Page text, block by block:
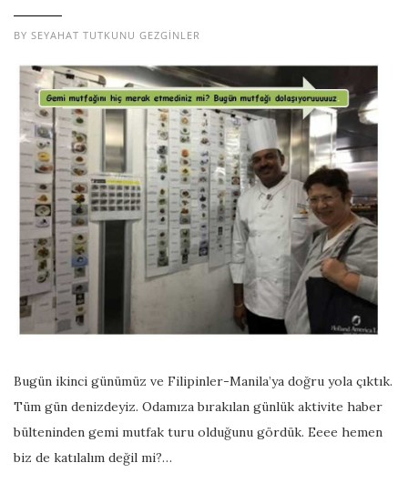
BY SEYAHAT TUTKUNU GEZGINLER
Bugün ikinci günümüz ve Filipinler-Manila’ya doğru yola çıktık.
Tüm gün denizdeyiz. Odamıza bırakılan günlük aktivite haber
bülteninden gemi mutfak turu olduğunu gördük. Eeee hemen
biz de katılalım değil mi?…